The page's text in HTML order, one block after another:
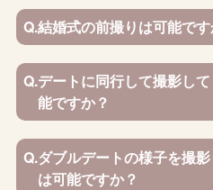
Q.結婚式の前撮りは可能です
Q.デートに同行して撮影し
能ですか？
Q.ダブルデートの様子を撮
は可能ですか？